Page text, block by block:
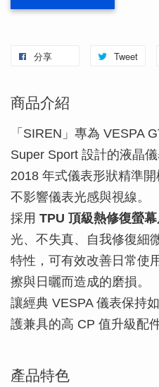
分享 Tweet
商品介紹
「SIREN」專為 VESPA
Super Sport 設計的液晶
2018 年式儀表形狀精準開
不影響儀表光感與視線。
採用 TPU 頂級熱修復螢
光、不失真、自我修復細
特性，可有效改善日常使
擦與日曬而造成的磨損。
讓經典 VESPA 儀表保持
護兼具的高 CP 值升級配件
產品特色